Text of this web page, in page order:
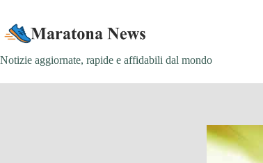
contenuto
Notizie aggiornate, rapide e affidabili dal mondo